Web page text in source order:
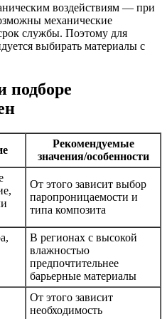
воздействиям — при
механические
службы. Поэтому для
выбирать материалы с
подборе
Рекомендуемые
значения/особенности
От этого зависит выбор
паропроницаемости и
типа композита
В регионах с высокой
влажностью
предпочтительнее
барьерные материалы
От этого зависит
необходимость